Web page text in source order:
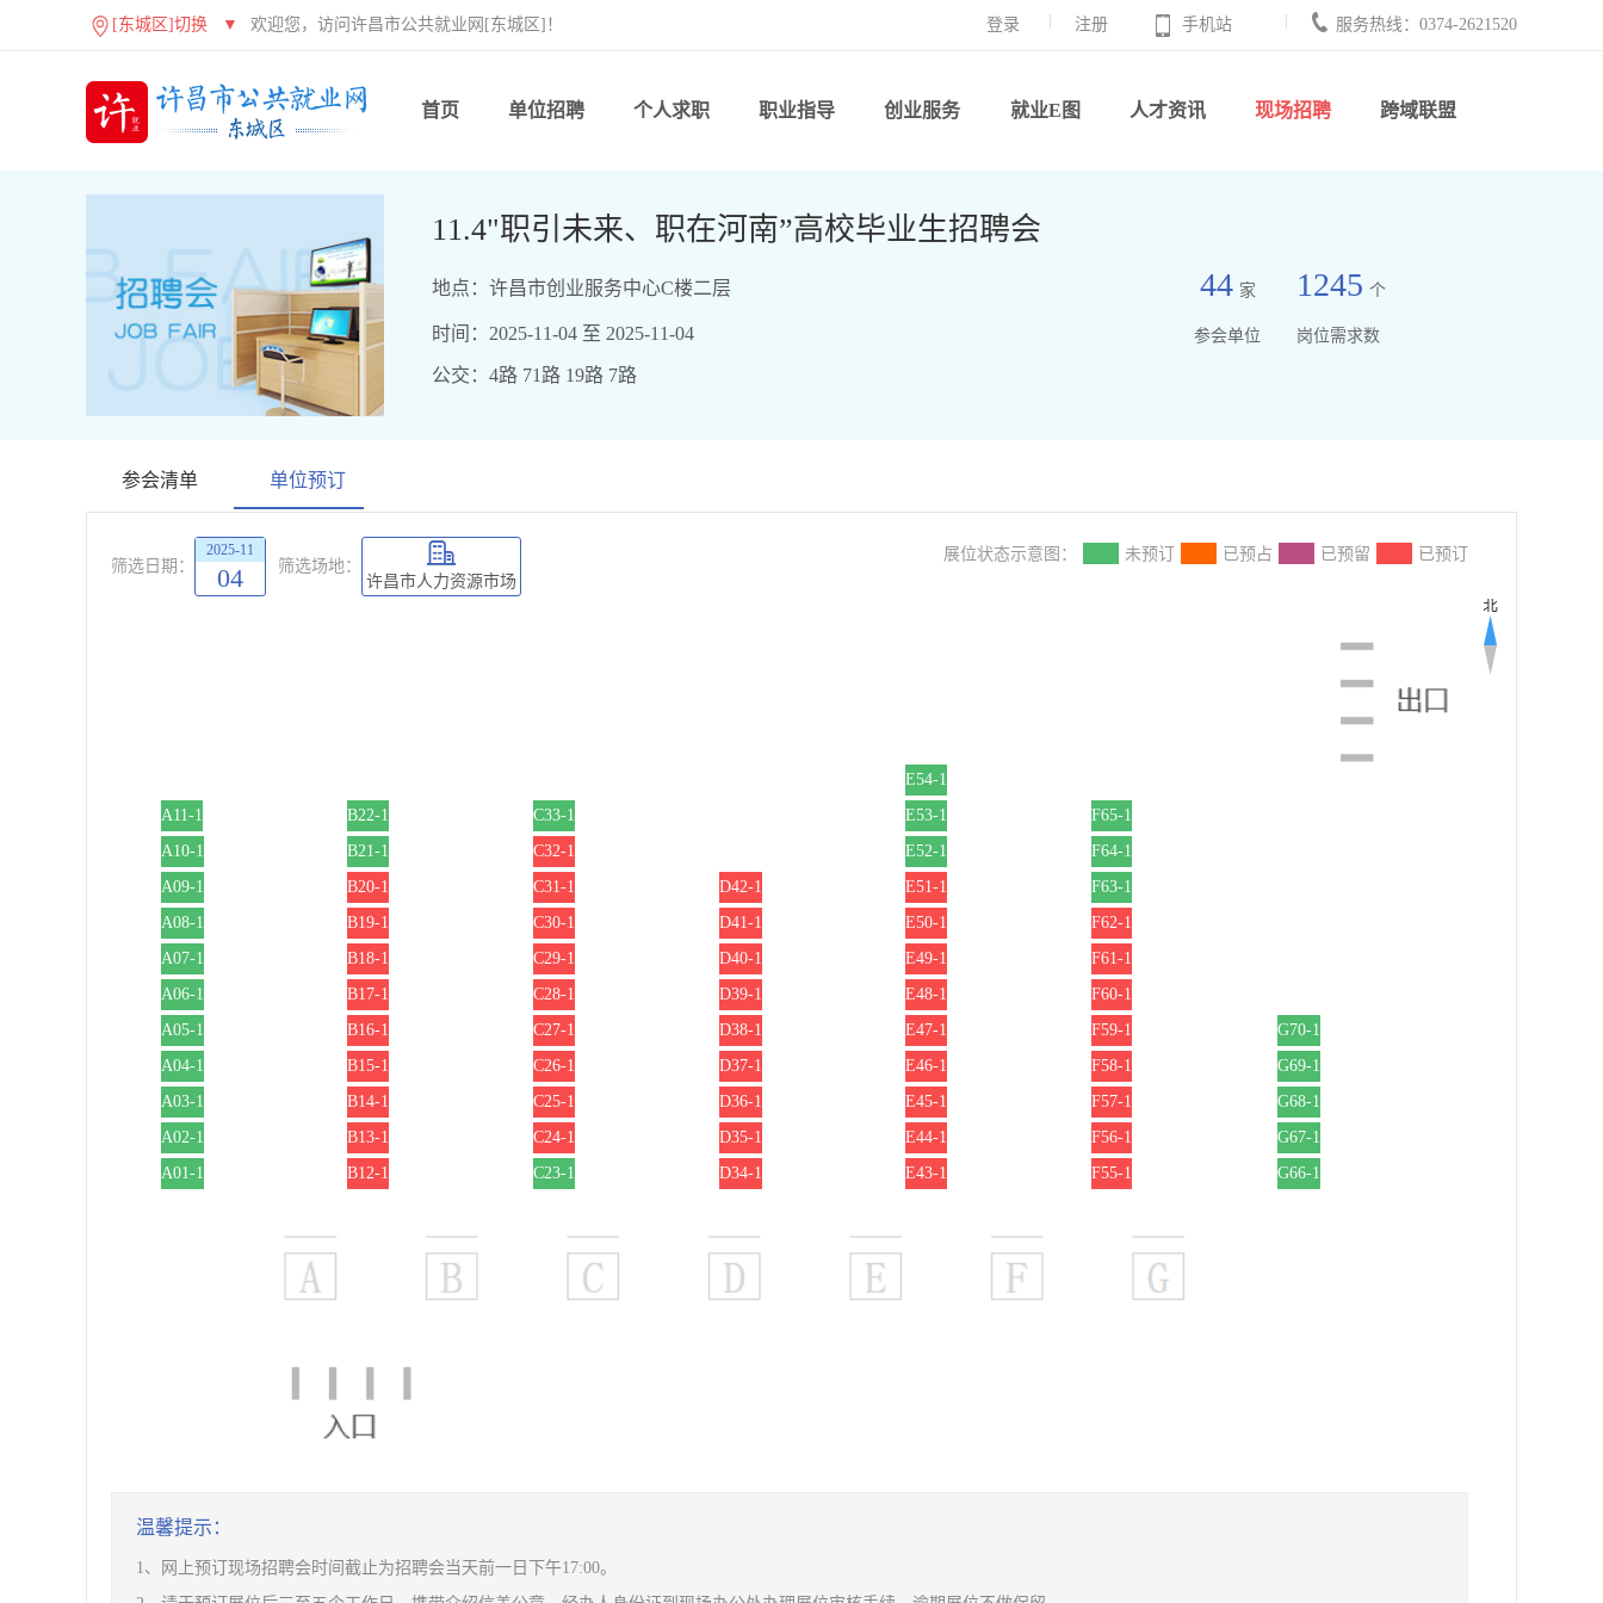
[东城区]切换 ▼ 欢迎您，访问许昌市公共就业网[东城区]！ 登录 注册 手机站 服务热线：0374-2621520
首页 单位招聘 个人求职 职业指导 创业服务 就业E图 人才资讯 现场招聘 跨域联盟
11.4"职引未来、职在河南”高校毕业生招聘会
地点：许昌市创业服务中心C楼二层
时间：2025-11-04 至 2025-11-04
44 家
参会单位
1245 个
岗位需求数
公交：4路 71路 19路 7路
参会清单 单位预订
筛选日期：
2025-11
04
筛选场地：
许昌市人力资源市场
展位状态示意图： 未预订 已预占 已预留 已预订
E54-1
A11-1
B22-1 C33-1 E53-1
F65-1
A10-1
B21-1 C32-1 E52-1
F64-1
A09-1
B20-1 C31-1 D42-1 E51-1
F63-1
A08-1
B19-1 C30-1 D41-1 E50-1
F62-1
A07-1
B18-1 C29-1 D40-1 E49-1
F61-1
A06-1
B17-1 C28-1 D39-1 E48-1
F60-1
A05-1
B16-1 C27-1 D38-1 E47-1 F59-1
G70-1
A04-1
B15-1 C26-1 D37-1 E46-1 F58-1
G69-1
A03-1
B14-1 C25-1 D36-1 E45-1 F57-1
G68-1
A02-1
B13-1 C24-1 D35-1 E44-1 F56-1
G67-1
A01-1
B12-1 C23-1 D34-1 E43-1 F55-1 G66-1
温馨提示：
1、网上预订现场招聘会时间截止为招聘会当天前一日下午17:00。